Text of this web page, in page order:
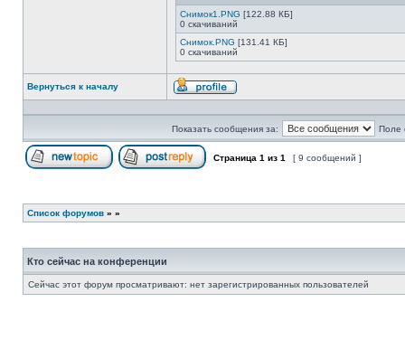
Снимок1.PNG [122.88 КБ]
0 скачиваний
Снимок.PNG [131.41 КБ]
0 скачиваний
Вернуться к началу
Профиль
Показать сообщения за: Поле
Страница 1 из 1 [ 9 сообщений ]
Список форумов » »
Кто сейчас на конференции
Сейчас этот форум просматривают: нет зарегистрированных пользователей